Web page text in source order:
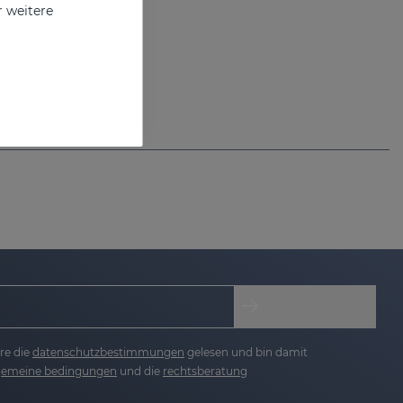
diedatenschutzbestimmungen gelesen und bin damit
bedingungen und die rechtsberatung
weitere